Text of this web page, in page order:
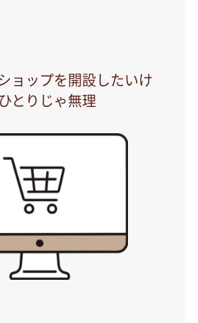
ョップを開設したいけ
とりじゃ無理